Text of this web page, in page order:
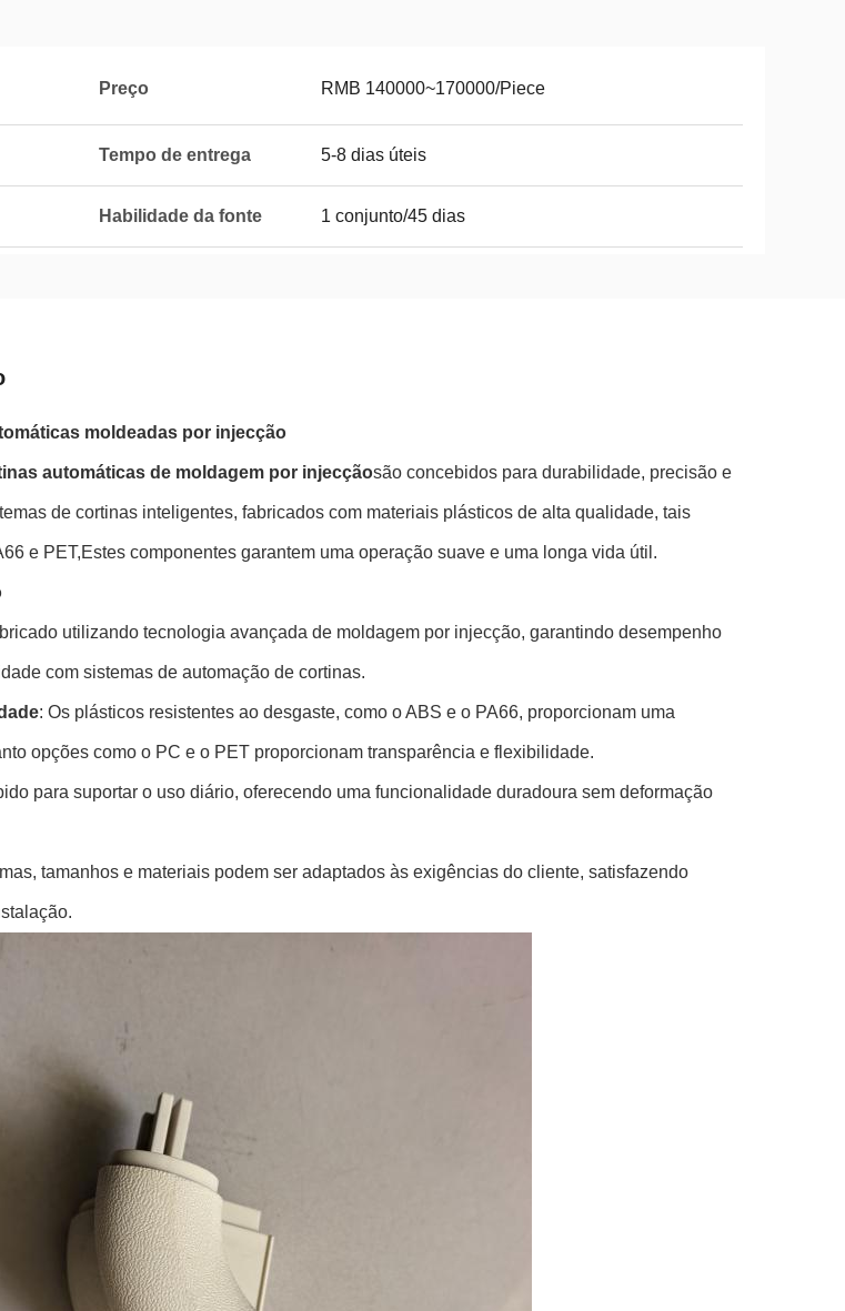
Preço RMB 140000~170000/Piece
Tempo de entrega 5-8 dias úteis
Habilidade da fonte 1 conjunto/45 dias
moldeadas por injecção
automáticas de moldagem por injecçãosão concebidos para durabilidade, precisão e
de cortinas inteligentes, fabricados com materiais plásticos de alta qualidade, tais
e PET,Estes componentes garantem uma operação suave e uma longa vida útil.
utilizando tecnologia avançada de moldagem por injecção, garantindo desempenho
com sistemas de automação de cortinas.
: Os plásticos resistentes ao desgaste, como o ABS e o PA66, proporcionam uma
opções como o PC e o PET proporcionam transparência e flexibilidade.
para suportar o uso diário, oferecendo uma funcionalidade duradoura sem deformação
tamanhos e materiais podem ser adaptados às exigências do cliente, satisfazendo